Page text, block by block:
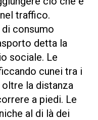
traffico.
di consumo
detta la
sociale. Le
cunei tra i
la distanza
a piedi. Le
al di là dei